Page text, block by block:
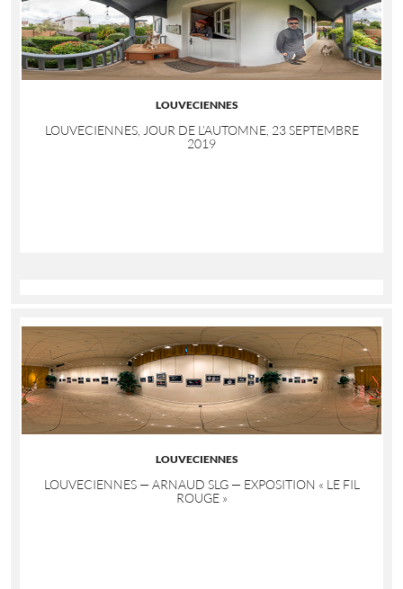
LOUVECIENNES
LOUVECIENNES, JOUR DE L’AUTOMNE, 23 SEPTEMBRE
2019
LOUVECIENNES
LOUVECIENNES — ARNAUD SLG — EXPOSITION « LE FIL
ROUGE »